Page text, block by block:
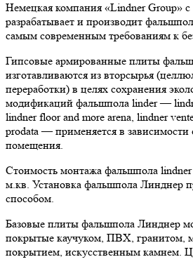
Немецкая компания «Lindner Group» с
разрабатывает и производит
самым современным требованиям к
Гипсовые армированные плиты
изготавливаются из вторсырья
переработки) в целях сохранения
модификаций фальшпола linder —
lindner floor and more arena, lindner
prodata — применяется в зависимости
помещения.
Стоимость монтажа фальшпола lindner
м.кв. Установка фальшпола Линднер
способом.
Базовые плиты фальшпола Линднер
покрытые каучуком, ПВХ, гранитом,
покрытием, искусственным камнем.